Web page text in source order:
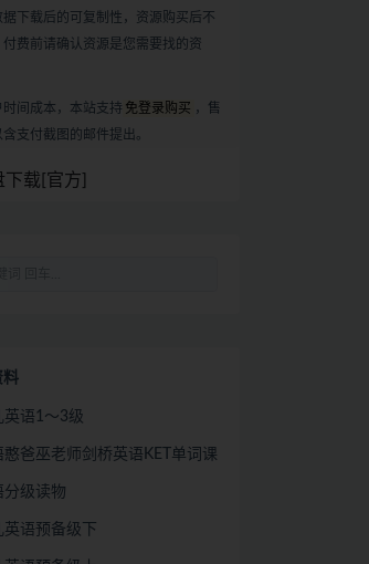
据下载后的可复制性，资源购买后不
付费前请确认资源是您需要找的资
时间成本，本站支持 免登录购买 ，售
支付截图的邮件提出。
下载[官方]
料
英语1～3级
憨爸巫老师剑桥英语KET单词课
分级读物
英语预备级下